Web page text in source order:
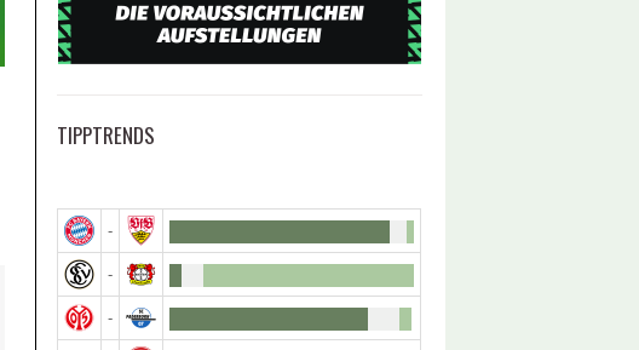
TIPPTRENDS
-
-
-